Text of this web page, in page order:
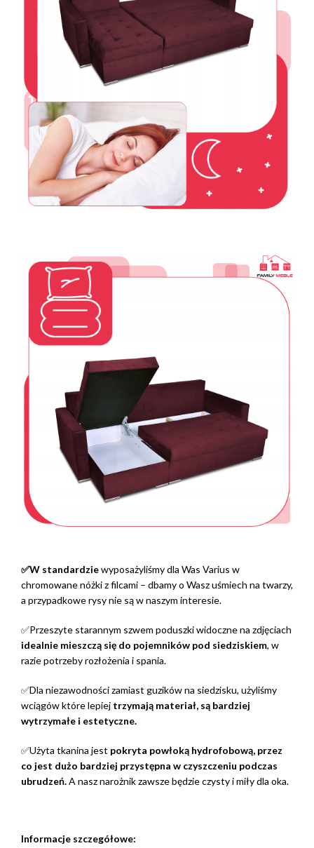
✅W standardziewyposażyliśmy dla Was Varius w
chromowane nóżki z filcami – dbamy o Wasz uśmiech na twarzy,
a przypadkowe rysy nie są w naszym interesie.
✅Przeszyte starannym szwem poduszki widoczne na zdjęciach
idealnie mieszczą się do pojemników pod siedziskiem, w
razie potrzeby rozłożenia i spania.
✅Dla niezawodności zamiast guzików na siedzisku, użyliśmy
wciągów które lepiej trzymają materiał, są bardziej
wytrzymałe i estetyczne.
✅Użyta tkanina jest pokryta powłoką hydrofobową, przez
co jest dużo bardziej przystępna w czyszczeniu podczas
ubrudzeń.A nasz narożnik zawsze będzie czysty i miły dla oka.
Informacje szczegółowe: